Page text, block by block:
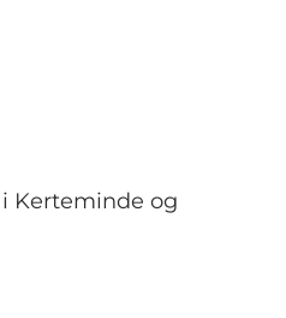
Kerteminde og